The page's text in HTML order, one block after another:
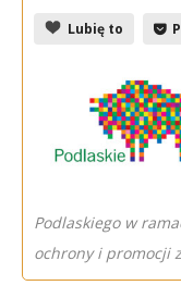
Lubię to
Podlaskiego w
ochrony i promocji